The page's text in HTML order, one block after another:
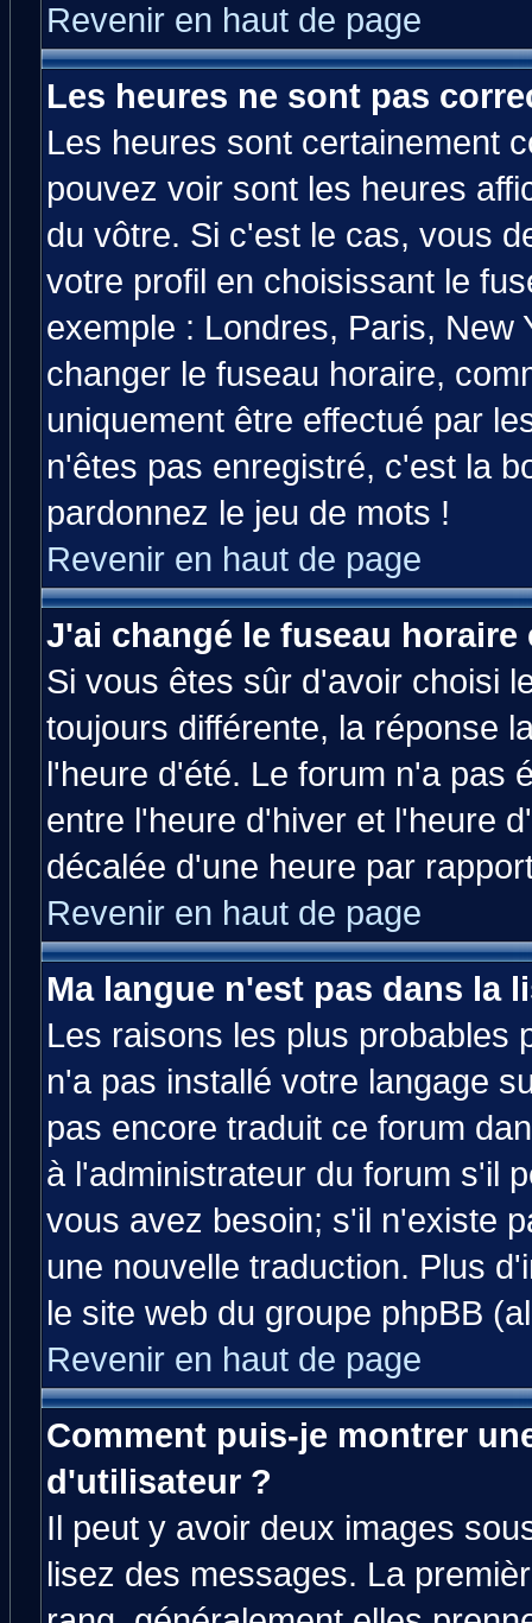
Revenir en haut de page
Les heures ne sont pas
Les heures sont certainement
pouvez voir sont les heures
du vôtre. Si c'est le cas, vous
votre profil en choisissant le
exemple : Londres, Paris, New
changer le fuseau horaire,
uniquement être effectué par
n'êtes pas enregistré, c'est la
pardonnez le jeu de mots !
Revenir en haut de page
J'ai changé le fuseau
Si vous êtes sûr d'avoir choisi
toujours différente, la réponse
l'heure d'été. Le forum n'a pas
entre l'heure d'hiver et l'heure
décalée d'une heure par
Revenir en haut de page
Ma langue n'est pas dans la
Les raisons les plus probables
n'a pas installé votre langage
pas encore traduit ce forum
à l'administrateur du forum s'il
vous avez besoin; s'il n'existe
une nouvelle traduction. Plus
le site web du groupe phpBB
Revenir en haut de page
Comment puis-je montrer
d'utilisateur ?
Il peut y avoir deux images
lisez des messages. La